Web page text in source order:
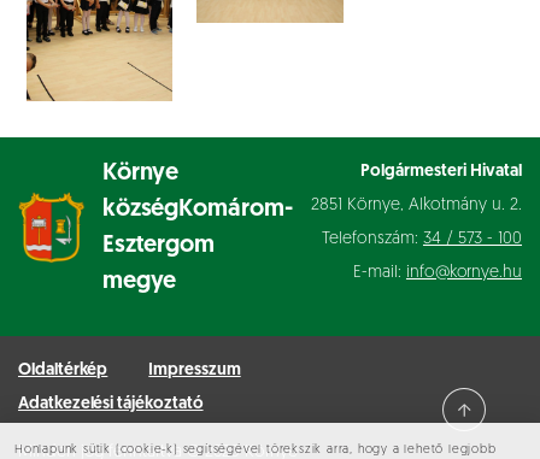
Honlapunk sütik (cookie-k) segítségével törekszik arra, hogy a lehető legjobb
Környe
község Komárom-
Esztergom
megye
Polgármesteri Hivatal
2851 Környe, Alkotmány u. 2.
Telefonszám: 34 / 573 - 100
E-mail: info@kornye.hu
Oldaltérkép
Impresszum
Adatkezelési tájékoztató
Minden jog fenntartva © 2026 Környe